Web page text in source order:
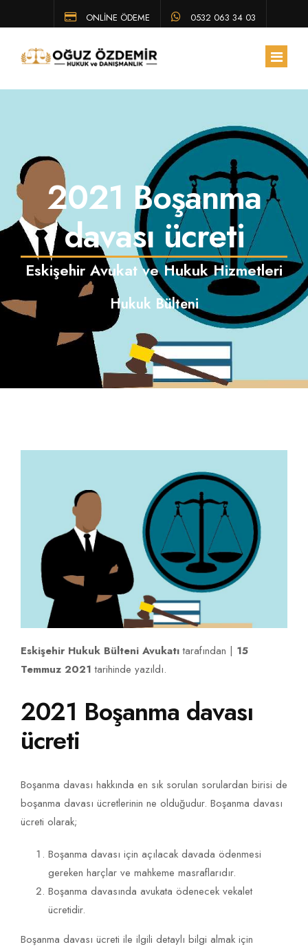
ONLİNE ÖDEME 0532 063 34 03
EKIBIMIZ
ÇALIŞMA ALANLARIMIZ
HUKUK BÜLTENI
İLETIŞIM
2021 Boşanma
davası ücreti
Eskişehir Avukat ve Hukuk Hizmetleri
Hukuk Bülteni
Eskişehir Hukuk Bülteni Avukatıtarafından | 15
Temmuz 2021 tarihinde yazıldı.
2021 Boşanma davası
ücreti
Boşanma davası hakkında en sık sorulan sorulardan birisi de
boşanma davası ücretlerinin ne olduğudur. Boşanma davası
ücreti olarak;
Boşanma davası için açılacak davada ödenmesi
gereken harçlar ve mahkeme masraflarıdır.
Boşanma davasında avukata ödenecek vekalet
ücretidir.
Boşanma davası ücreti ile ilgili detaylı bilgi almak için